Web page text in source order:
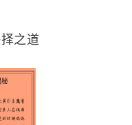
之道